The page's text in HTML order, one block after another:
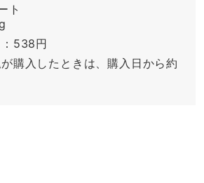
ト
538円
購入したときは、購入日から約